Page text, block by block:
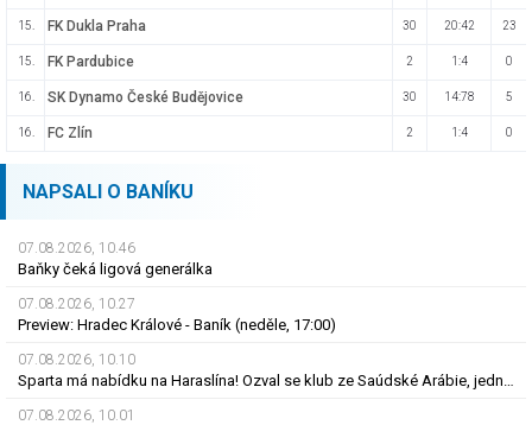
15. FK Dukla Praha 30 20:42 23
15. FK Pardubice 2 1:4 0
16. SK Dynamo České Budějovice 30 14:78 5
16. FC Zlín 2 1:4 0
NAPSALI O BANÍKU
07.08.2026, 10.46
Baňky čeká ligová generálka
07.08.2026, 10.27
Preview: Hradec Králové - Baník (neděle, 17:00)
07.08.2026, 10.10
Sparta má nabídku na Haraslína! Ozval se klub ze Saúdské Arábie, jedná se
07.08.2026, 10.01